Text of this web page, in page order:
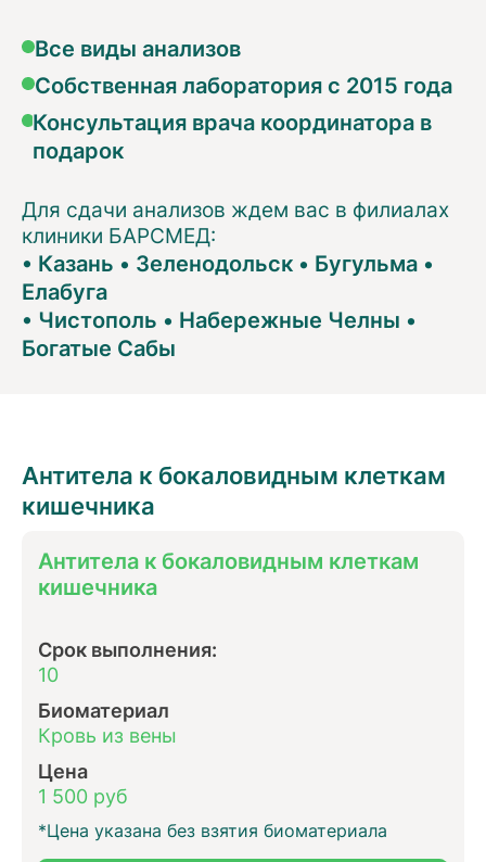
Все виды анализов
Собственная лаборатория с 2015 года
Консультация врача координатора в
подарок
Для сдачи анализов ждем вас в филиалах
клиники БАРСМЕД:
• Казань • Зеленодольск • Бугульма •
Елабуга
• Чистополь • Набережные Челны •
Богатые Сабы
Антитела к бокаловидным клеткам
кишечника
Антитела к бокаловидным клеткам
кишечника
Срок выполнения:
10
Биоматериал
Кровь из вены
Цена
1 500 руб
*Цена указана без взятия биоматериала